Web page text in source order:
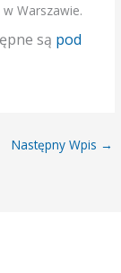
Warszawie.
są pod
Następny Wpis →